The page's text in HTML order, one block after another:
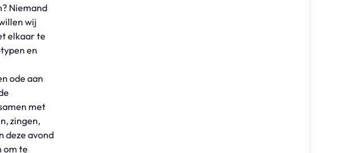
Niemand
wij
elkaar te
en
ode aan
met
zingen,
deze avond
om te